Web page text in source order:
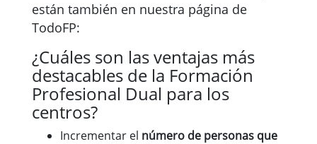
están también en nuestra página de
TodoFP:
¿Cuáles son las ventajas más
destacables de la Formación
Profesional Dual para los
centros?
Incrementar el número de personas que